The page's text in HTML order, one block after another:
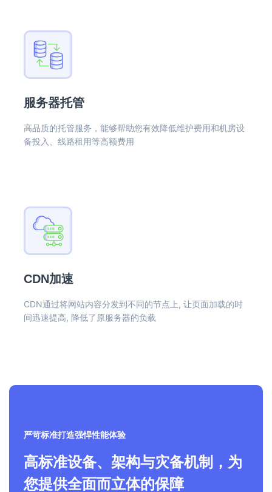
服务器托管
高品质的托管服务，能够帮助您有效降低维护费用和机房设
备投入、线路租用等高额费用
CDN加速
CDN通过将网站内容分发到不同的节点上, 让页面加载的时
间迅速提高, 降低了原服务器的负载
严苛标准打造强悍性能体验
高标准设备、架构与灾备机制，为
您提供全面而立体的保障